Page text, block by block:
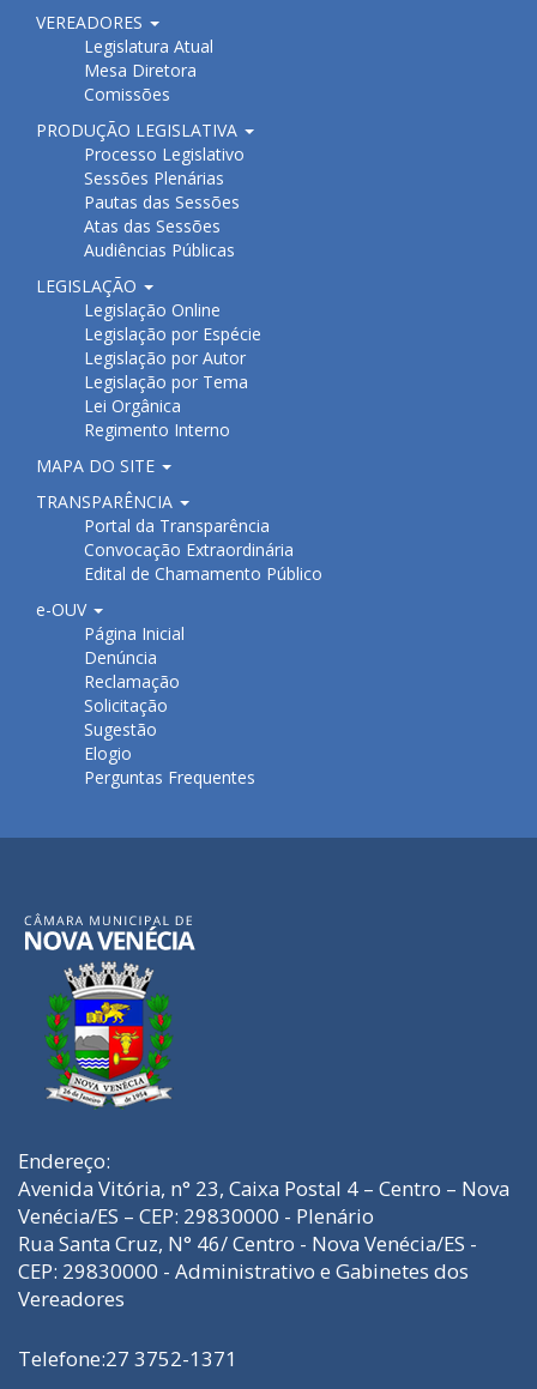
VEREADORES
Legislatura Atual
Mesa Diretora
Comissões
PRODUÇÃO LEGISLATIVA
Processo Legislativo
Sessões Plenárias
Pautas das Sessões
Atas das Sessões
Audiências Públicas
LEGISLAÇÃO
Legislação Online
Legislação por Espécie
Legislação por Autor
Legislação por Tema
Lei Orgânica
Regimento Interno
MAPA DO SITE
TRANSPARÊNCIA
Portal da Transparência
Convocação Extraordinária
Edital de Chamamento Público
e-OUV
Página Inicial
Denúncia
Reclamação
Solicitação
Sugestão
Elogio
Perguntas Frequentes
Endereço:
Avenida Vitória, n° 23, Caixa Postal 4 – Centro – Nova
Venécia/ES – CEP: 29830000 - Plenário
Rua Santa Cruz, N° 46/ Centro - Nova Venécia/ES -
CEP: 29830000 - Administrativo e Gabinetes dos
Vereadores
Telefone:27 3752-1371